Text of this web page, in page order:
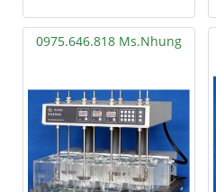
0975.646.818 Ms.Nhung